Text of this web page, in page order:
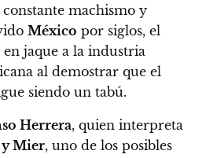
machismo y
México por siglos, el
jaque a la industria
al demostrar que el
siendo un tabú.
Herrera, quien interpreta
y Mier, uno de los posibles